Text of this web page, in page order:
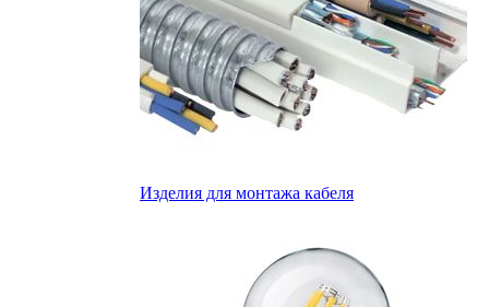
Изделия для монтажа кабеля